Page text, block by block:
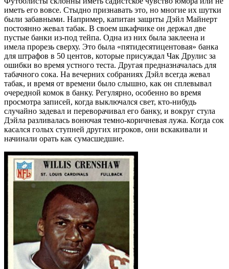
иметь его вовсе. Стыдно признавать это, но многие их шутки
были забавными. Например, капитан защиты Дэйл Майнерт
постоянно жевал табак. В своем шкафчике он держал две
пустые банки из-под тейпа. Одна из них была заклеена и
имела прорезь сверху. Это была «пятидесятицентовая» банка
для штрафов в 50 центов, которые присуждал Чак Друлис за
ошибки во время устного теста. Другая предназначалась для
табачного сока. На вечерних собраниях Дэйл всегда жевал
табак, и время от времени было слышно, как он сплевывал
очередной комок в банку. Регулярно, особенно во время
просмотра записей, когда выключался свет, кто-нибудь
случайно задевал и переворачивал его банку, и вокруг стула
Дэйла разливалась вонючая темно-коричневая лужа. Когда сок
касался голых ступней других игроков, они вскакивали и
начинали орать как сумасшедшие.